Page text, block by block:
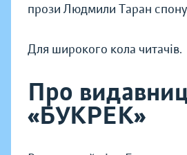
прози Людмили Таран
Для широкого кола читачів.
Про
«БУКРЕК»